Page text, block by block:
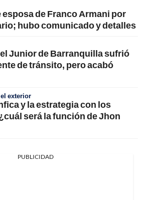
esposa de Franco Armani por
hubo comunicado y detalles
Junior de Barranquilla sufrió
de tránsito, pero acabó
exterior
y la estrategia con los
será la función de Jhon
PUBLICIDAD